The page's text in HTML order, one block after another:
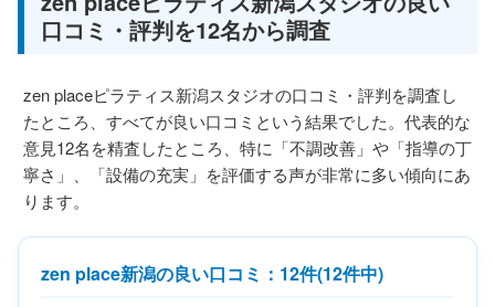
口コミ・評判を12名から調査
zen placeピラティス新潟スタジオの口コミ・評判を調査し
たところ、すべてが良い口コミという結果でした。代表的な
意見12名を精査したところ、特に「不調改善」や「指導の丁
寧さ」、「設備の充実」を評価する声が非常に多い傾向にあ
ります。
zen place新潟の良い口コミ：12件(12件中)